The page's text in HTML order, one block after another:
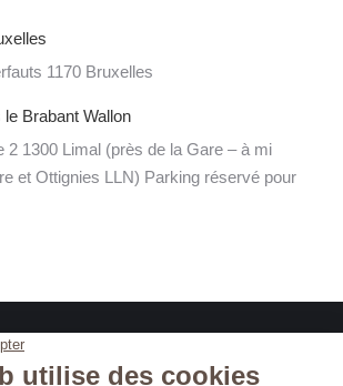
1170 Bruxelles
Brabant Wallon
2 1300 Limal (près de la Gare – à mi
et Ottignies LLN) Parking réservé pour